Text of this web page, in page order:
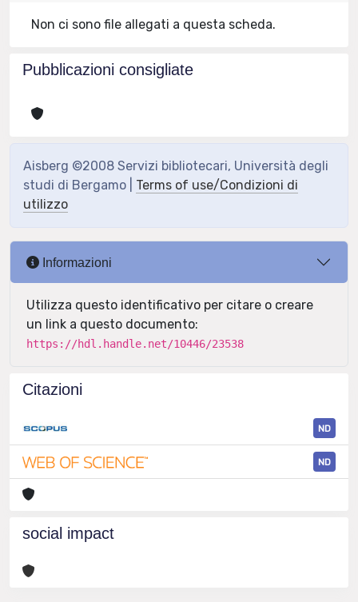
Non ci sono file allegati a questa scheda.
Pubblicazioni consigliate
Aisberg ©2008 Servizi bibliotecari, Università degli
studi di Bergamo | Terms of use/Condizioni di
utilizzo
Informazioni
Utilizza questo identificativo per citare o creare
un link a questo documento:
https://hdl.handle.net/10446/23538
Citazioni
ND
ND
social impact